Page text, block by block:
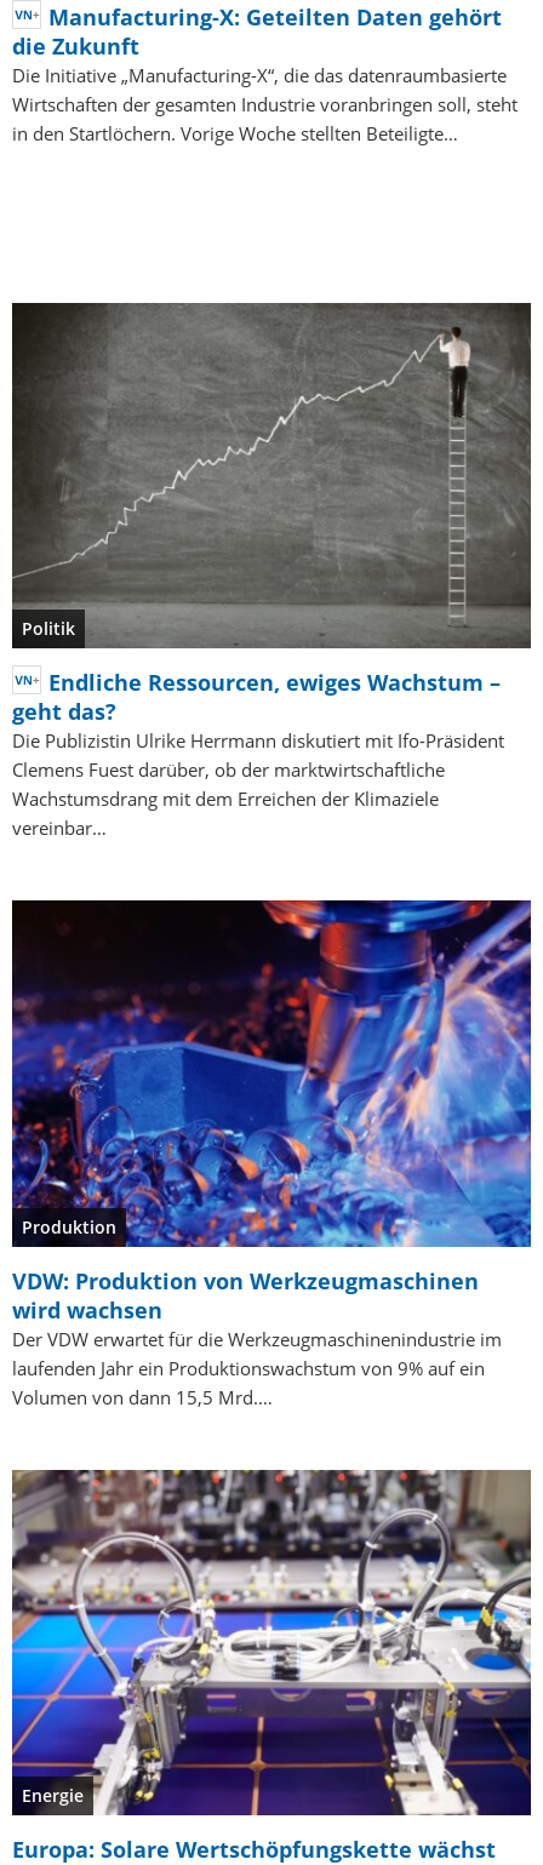
Manufacturing-X: Geteilten Daten gehört
die Zukunft
Die Initiative „Manufacturing-X“, die das datenraumbasierte
Wirtschaften der gesamten Industrie voranbringen soll, steht
in den Startlöchern. Vorige Woche stellten Beteiligte…
Politik
Endliche Ressourcen, ewiges Wachstum –
geht das?
Die Publizistin Ulrike Herrmann diskutiert mit Ifo-Präsident
Clemens Fuest darüber, ob der marktwirtschaftliche
Wachstumsdrang mit dem Erreichen der Klimaziele
vereinbar…
Produktion
VDW: Produktion von Werkzeugmaschinen
wird wachsen
Der VDW erwartet für die Werkzeugmaschinenindustrie im
laufenden Jahr ein Produktionswachstum von 9% auf ein
Volumen von dann 15,5 Mrd.…
Energie
Europa: Solare Wertschöpfungskette wächst